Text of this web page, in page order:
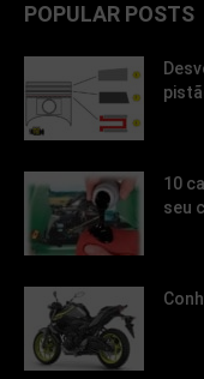
POPULAR POSTS
10
seu